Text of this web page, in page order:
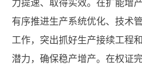
力提速、取得实效。在扩能增
有序推进生产系统优化、技术
工作，突出抓好生产接续工程
潜力，确保稳产增产。在权证